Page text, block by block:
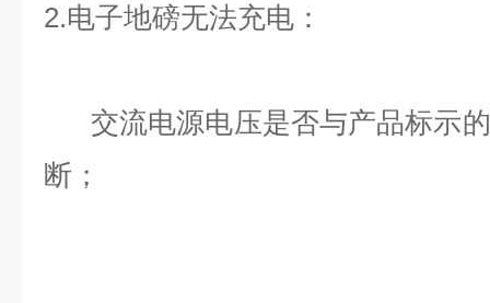
2.电子地磅无法充电：
交流电源电压是否与产品标示
断；